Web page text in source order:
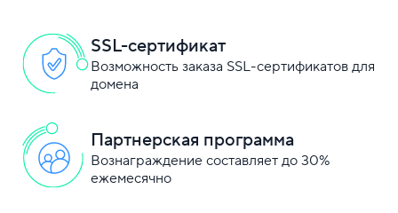
SSL-сертификат
Возможность заказа SSL-сертификатов для
домена
Партнерская программа
Вознаграждение составляет до 30%
ежемесячно